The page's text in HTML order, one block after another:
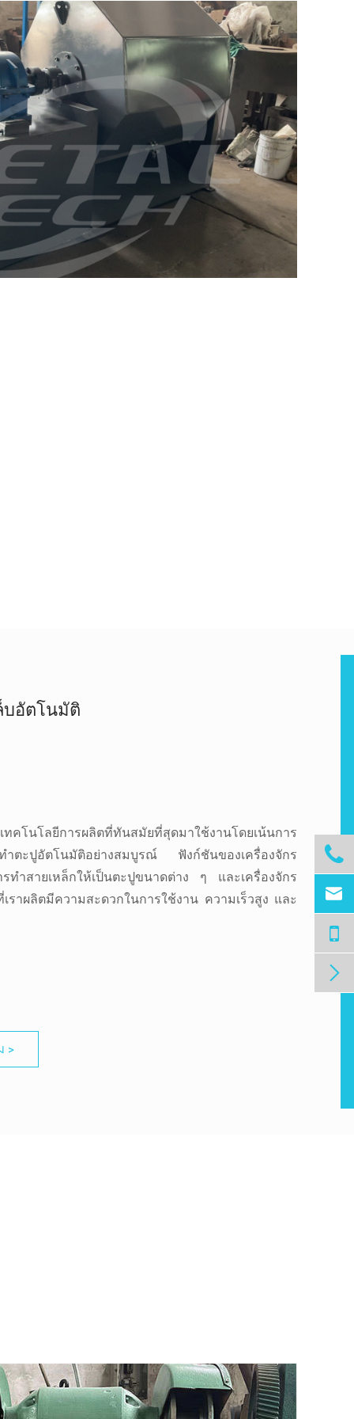
บอัตโนมัติ
เทคโนโลยีการผลิตที่ทันสมัยที่สุดมาใช้งานโดยเน้นการ
ทำตะปูอัตโนมัติอย่างสมบูรณ์ ฟังก์ชันของเครื่องจักร
ทำสายเหล็กให้เป็นตะปูขนาดต่าง ๆ และเครื่องจักร
ราผลิตมีความสะดวกในการใช้งาน ความเร็วสูง และ
>


